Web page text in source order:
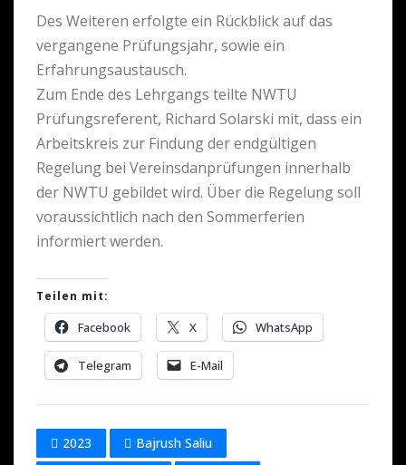
Des Weiteren erfolgte ein Rückblick auf das
vergangene Prüfungsjahr, sowie ein
Erfahrungsaustausch.
Zum Ende des Lehrgangs teilte NWTU
Prüfungsreferent, Richard Solarski mit, dass ein
Arbeitskreis zur Findung der endgültigen
Regelung bei Vereinsdanprüfungen innerhalb
der NWTU gebildet wird. Über die Regelung soll
voraussichtlich nach den Sommerferien
informiert werden.
Teilen mit:
Facebook X WhatsApp
Telegram E-Mail
2023
Bajrush Saliu